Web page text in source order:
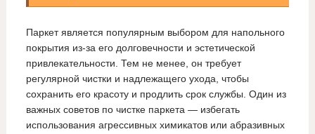
Паркет является популярным выбором для напольного
покрытия из-за его долговечности и эстетической
привлекательности. Тем не менее, он требует
регулярной чистки и надлежащего ухода, чтобы
сохранить его красоту и продлить срок службы. Один из
важных советов по чистке паркета — избегать
использования агрессивных химикатов или абразивных